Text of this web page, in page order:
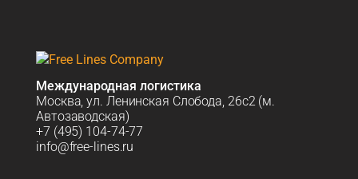
Международная логистика
Москва, ул. Ленинская Слобода, 26с2 (м.
Автозаводская)
+7 (495) 104-74-77
info@free-lines.ru